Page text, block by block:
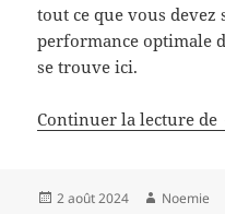
tout ce que vous
performance optimale
se trouve ici.
Continuer la lecture de
Publié
2 août 2024 Auteur
Noemie